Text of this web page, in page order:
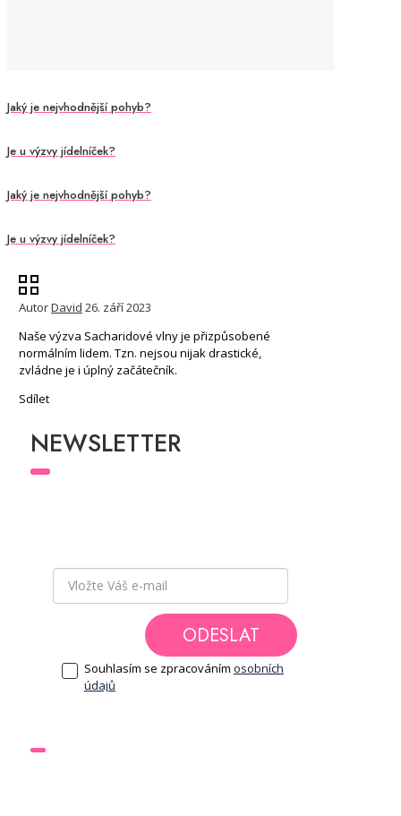
Jaký je nejvhodnější pohyb?
Je u výzvy jídelníček?
Jaký je nejvhodnější pohyb?
Je u výzvy jídelníček?
AutorDavid 26. září 2023
Naše výzva Sacharidové vlny je přizpůsobené
normálním lidem. Tzn. nejsou nijak drastické,
zvládne je i úplný začátečník.
Sdílet
NEWSLETTER
ODESLAT
Souhlasím se zpracováním osobních
údajů